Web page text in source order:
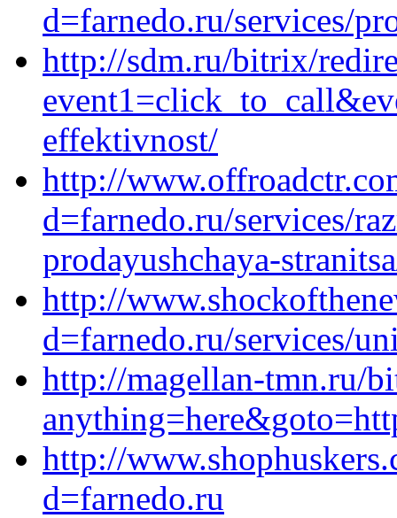
d=farnedo.ru/services/
http://sdm.ru/bitrix/
effektivnost/
http://
d=farnedo.ru/services/
prodayushchaya-
http://
d=farnedo.ru/services/
http://magellan-tmn.ru/
http://
d=farnedo.ru